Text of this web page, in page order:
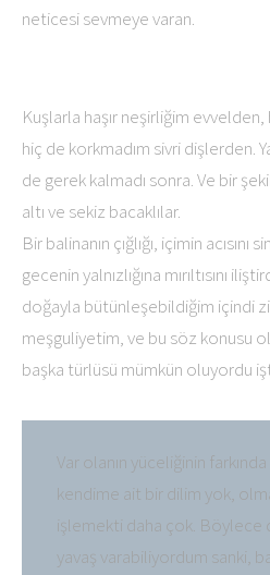
neticesi sevmeye varan.
Kuşlarla haşır neşirliğim
hiç de korkmadım sivri dişlerden.
de gerek kalmadı sonra. Ve bir
altı ve sekiz bacaklılar.
Bir balinanın çığlığı, içimin
gecenin yalnızlığına mırıltısını
doğayla bütünleşebildiğim içindi
meşguliyetim, ve bu söz konusu
başka türlüsü mümkün oluyordu
Var olanın yüceliğinin
kendime ait bir dilim yok,
işlemekti daha çok. Böylece
yavaş varabiliyordum sanki,